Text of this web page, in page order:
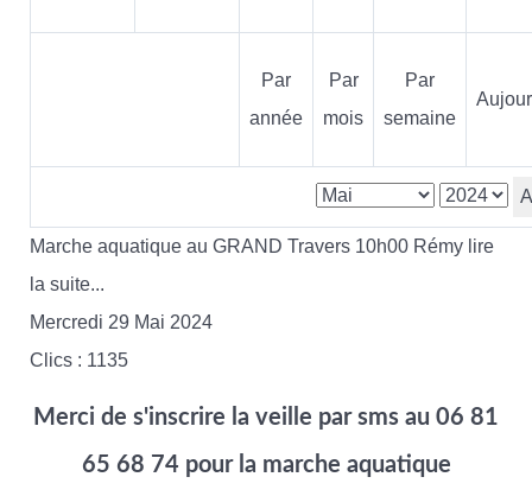
Par
année
Par
mois
Par
semaine
Marche aquatique au GRAND Travers 10h00 Rémy lire
la suite...
Mercredi 29 Mai 2024
Clics : 1135
Merci de s'inscrire la veille par sms au 06 81
65 68 74 pour la marche aquatique